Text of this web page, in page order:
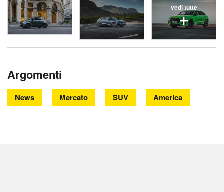
vedi tutte
Argomenti
News Mercato SUV America